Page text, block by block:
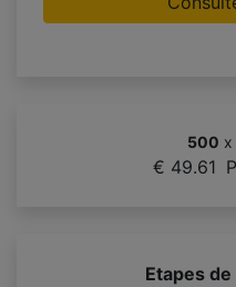
500 x
€ 49.61
Etapes